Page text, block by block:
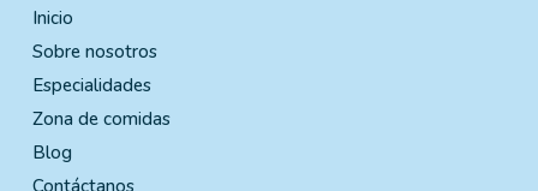
Inicio
Sobre nosotros
Especialidades
Zona de comidas
Blog